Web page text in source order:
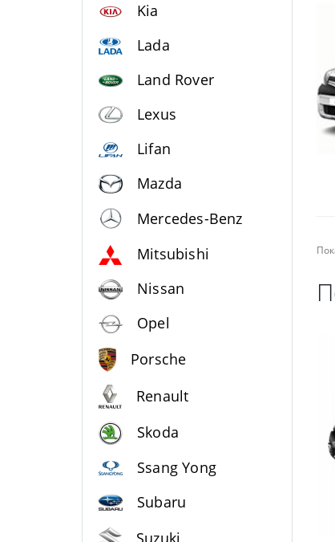
Kia
Lada
Land Rover
Lexus
Lifan
Mazda
Mercedes-Benz
Mitsubishi
Nissan
Opel
Porsche
Renault
Skoda
Ssang Yong
Subaru
Suzuki